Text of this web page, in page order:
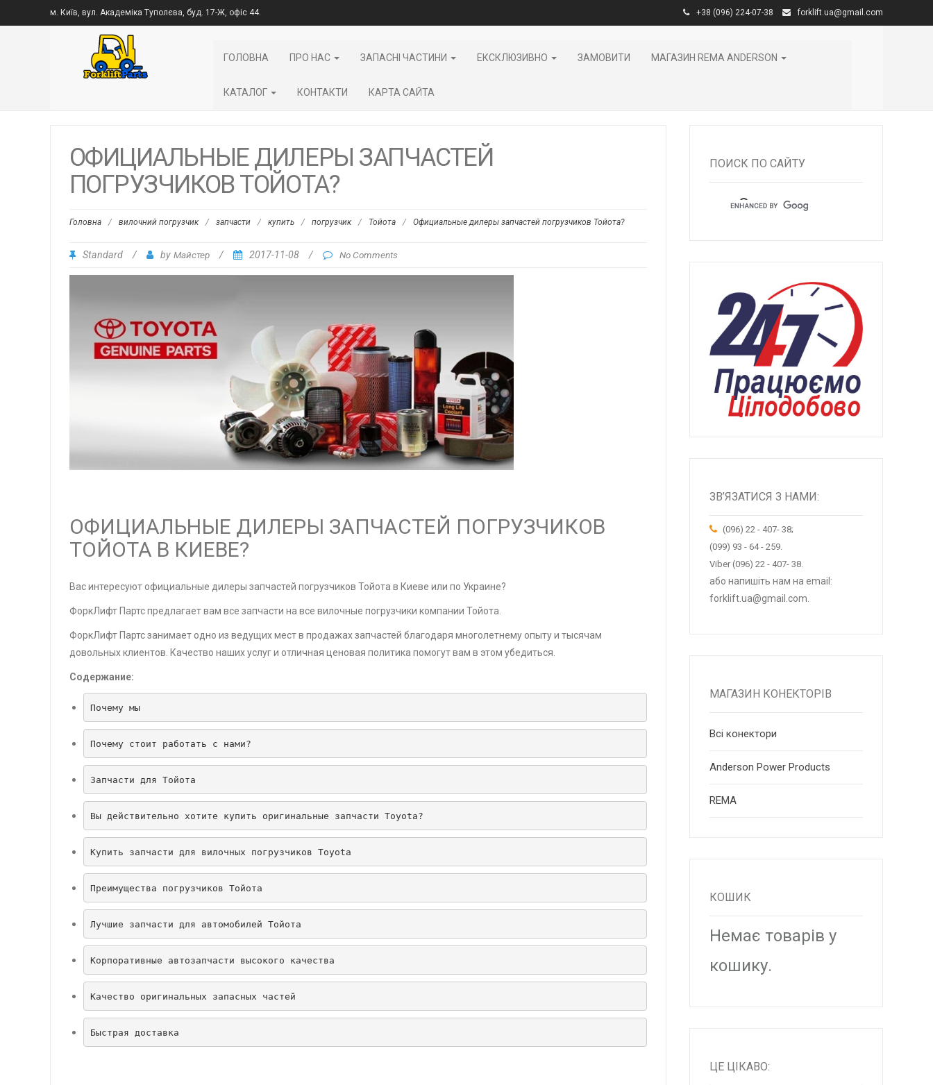
м. Київ, вул. Академіка Туполєва, буд. 17-Ж, офіс 44. +38 (096) 224-07-38 forklift.ua@gmail.com
ГОЛОВНА ПРО НАС ЗАПАСНІ ЧАСТИНИ ЕКСКЛЮЗИВНО ЗАМОВИТИ МАГАЗИН REMA ANDERSON
КАТАЛОГ КОНТАКТИ КАРТА САЙТА
ОФИЦИАЛЬНЫЕ ДИЛЕРЫ ЗАПЧАСТЕЙ
ПОГРУЗЧИКОВ ТОЙОТА?
Головна / вилочний погрузчик / запчасти / купить / погрузчик / Тойота / Официальные дилеры запчастей погрузчиков Тойота?
Standard / by Майстер / 2017-11-08 / No Comments
ОФИЦИАЛЬНЫЕ ДИЛЕРЫ ЗАПЧАСТЕЙ ПОГРУЗЧИКОВ
ТОЙОТА В КИЕВЕ?
Вас интересуют официальные дилеры запчастей погрузчиков Тойота в Киеве или по Украине?
ФоркЛифт Партс предлагает вам все запчасти на все вилочные погрузчики компании Тойота.
ФоркЛифт Партс занимает одно из ведущих мест в продажах запчастей благодаря многолетнему опыту и тысячам
довольных клиентов. Качество наших услуг и отличная ценовая политика помогут вам в этом убедиться.
Содержание:
Почему мы
Почему стоит работать с нами?
Запчасти для Тойота
Вы действительно хотите купить оригинальные запчасти Toyota?
Купить запчасти для вилочных погрузчиков Toyota
Преимущества погрузчиков Тойота
Лучшие запчасти для автомобилей Тойота
Корпоративные автозапчасти высокого качества
Качество оригинальных запасных частей
Быстрая доставка
ПОИСК ПО САЙТУ
ЗВ’ЯЗАТИСЯ З НАМИ:
(096) 22 - 407- 38;
(099) 93 - 64 - 259.
Viber (096) 22 - 407- 38.
або напишіть нам на email:
forklift.ua@gmail.com.
МАГАЗИН КОНЕКТОРІВ
Всі конектори
Anderson Power Products
RЕМА
КОШИК
Немає товарів у
кошику.
ЦЕ ЦІКАВО: